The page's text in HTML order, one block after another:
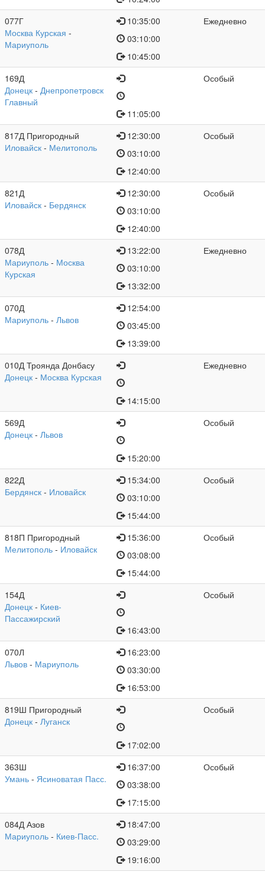
077Г
Москва Курская -
Мариуполь
10:35:00
03:10:00
10:45:00
Ежедневно
169Д
Донецк - Днепропетровск
Главный
11:05:00
Особый
817Д Пригородный
Иловайск - Мелитополь
12:30:00
03:10:00
12:40:00
Особый
821Д
Иловайск - Бердянск
12:30:00
03:10:00
12:40:00
Особый
078Д
Мариуполь - Москва
Курская
13:22:00
03:10:00
13:32:00
Ежедневно
070Д
Мариуполь - Львов
12:54:00
03:45:00
13:39:00
010Д Троянда Донбасу
Донецк - Москва Курская
14:15:00
Ежедневно
569Д
Донецк - Львов
15:20:00
Особый
822Д
Бердянск - Иловайск
15:34:00
03:10:00
15:44:00
Особый
818П Пригородный
Мелитополь - Иловайск
15:36:00
03:08:00
15:44:00
Особый
154Д
Донецк - Киев-
Пассажирский
16:43:00
Особый
070Л
Львов - Мариуполь
16:23:00
03:30:00
16:53:00
819Ш Пригородный
Донецк - Луганск
17:02:00
Особый
363Ш
Умань - Ясиноватая Пасс.
16:37:00
03:38:00
17:15:00
Особый
084Д Азов
Мариуполь - Киев-Пасс.
18:47:00
03:29:00
19:16:00